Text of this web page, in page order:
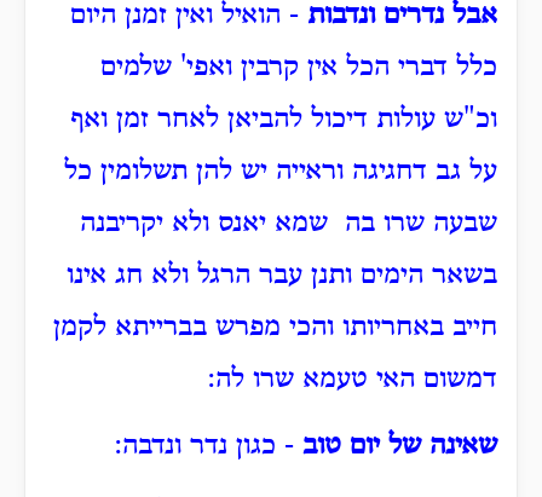
אבל נדרים ונדבות - הואיל ואין זמנן היום
כלל דברי הכל אין קרבין ואפי' שלמים
וכ"ש עולות דיכול להביאן לאחר זמן ואף
על גב דחגיגה וראייה יש להן תשלומין כל
שבעה שרו בה שמא יאנס ולא יקריבנה
בשאר הימים ותנן עבר הרגל ולא חג אינו
חייב באחריותו והכי מפרש בברייתא לקמן
דמשום האי טעמא שרו לה:
שאינה של יום טוב - כגון נדר ונדבה: